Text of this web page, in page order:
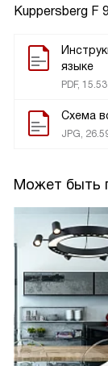
Kuppersberg F
языке
PDF,
Схема
JPG,
Может быть